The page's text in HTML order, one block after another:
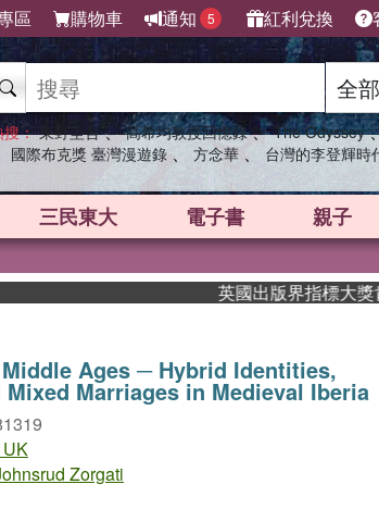
區 購物車 通知 5 紅利兌換
搜： 東野圭吾 、 高希均教授回憶錄 、 The Odyssey
國際布克獎 臺灣漫遊錄 、 方念華 、 台灣的李登輝時
三民東大 電子書 親子
英國出版界指標大獎肯定
Ages ─ Hybrid Identities,
Marriages in Medieval Iberia
Zorgati